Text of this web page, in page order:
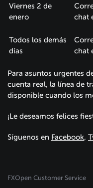
Viernes 2 de
enero
chat
Todos los demás
días
chat
Para asuntos urgentes
cuenta real, la línea de
disponible cuando los
¡Le deseamos felices
Síguenos en Facebook,
FXOpen Customer Service